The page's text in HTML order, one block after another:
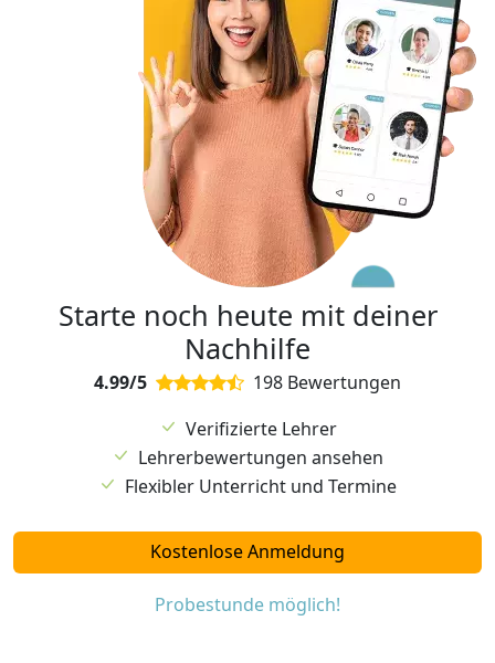
Starte noch heute mit deiner
Nachhilfe
4.99/5
198 Bewertungen
Verifizierte Lehrer
Lehrerbewertungen ansehen
Flexibler Unterricht und Termine
Kostenlose Anmeldung
Probestunde möglich!